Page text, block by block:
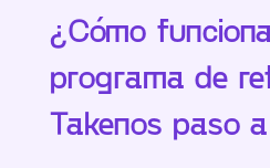
¿Cómo
programa de
Takenos paso